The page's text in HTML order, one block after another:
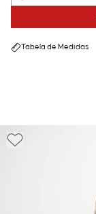
Tabela de Medidas